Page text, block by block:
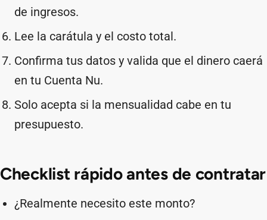
de ingresos.
Lee la carátula y el costo total.
Confirma tus datos y valida que el dinero caerá
en tu Cuenta Nu.
Solo acepta si la mensualidad cabe en tu
presupuesto.
Checklist rápido antes de contratar
¿Realmente necesito este monto?